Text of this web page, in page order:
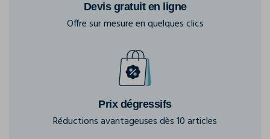
Devis gratuit en ligne
Offre sur mesure en quelques clics
Prix dégressifs
Réductions avantageuses dès 10 articles